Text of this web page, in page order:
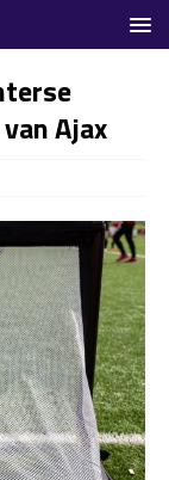
Ajax